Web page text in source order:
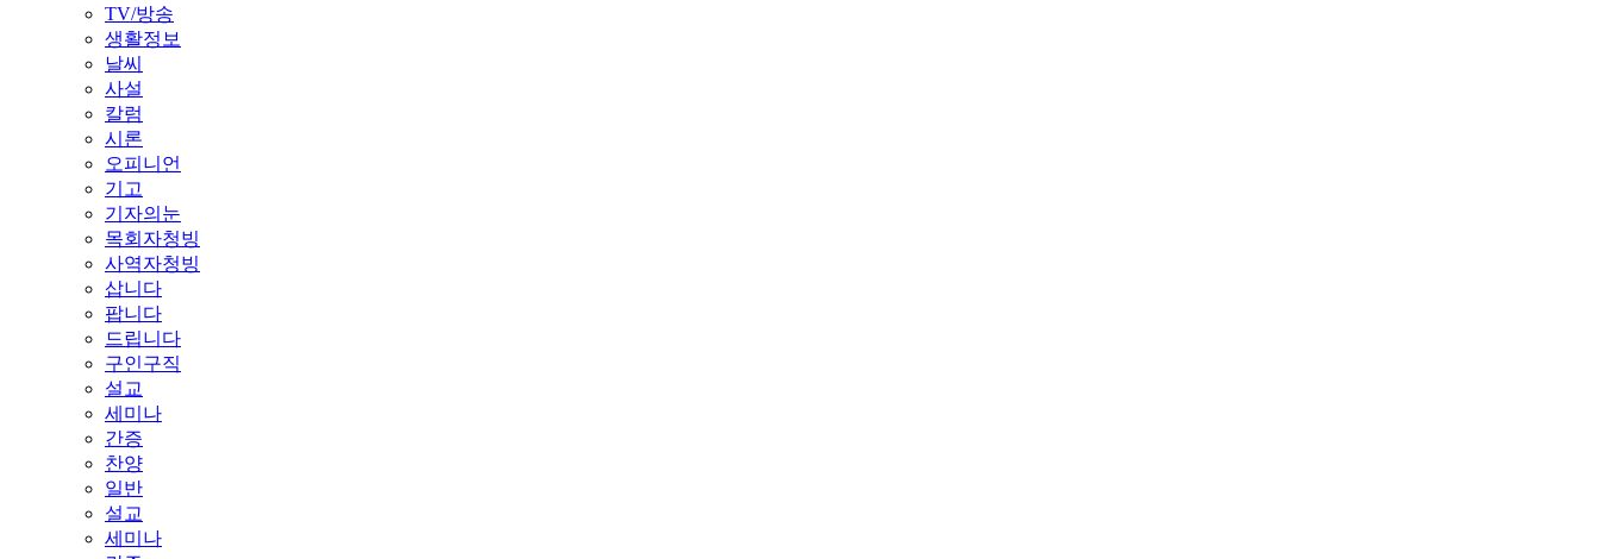
TV/방송
생활정보
날씨
사설
칼럼
시론
오피니언
기고
기자의눈
목회자청빙
사역자청빙
삽니다
팝니다
드립니다
구인구직
설교
세미나
간증
찬양
일반
설교
세미나